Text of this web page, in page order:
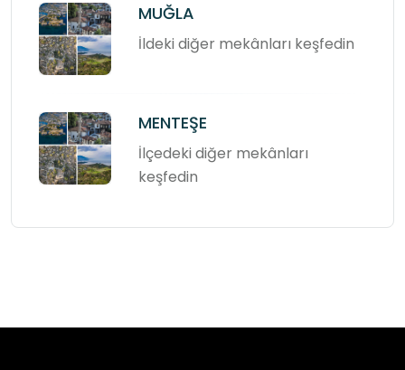
MUĞLA
İldeki diğer mekânları keşfedin
MENTEŞE
İlçedeki diğer mekânları
keşfedin